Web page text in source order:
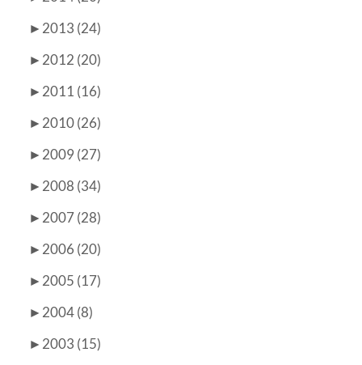
► 2013 (24)
► 2012 (20)
► 2011 (16)
► 2010 (26)
► 2009 (27)
► 2008 (34)
► 2007 (28)
► 2006 (20)
► 2005 (17)
► 2004 (8)
► 2003 (15)